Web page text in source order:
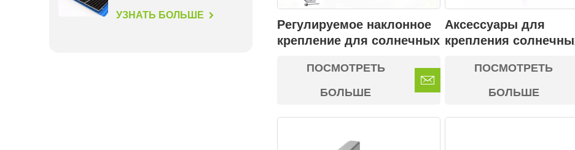
Регулируемое наклонное
крепление для солнечных
металлической плоской
крыше 02
ПОСМОТРЕТЬ
БОЛЬШЕ
Аксессуары для
крепления
крышПОСМОТРЕТЬ
БОЛЬШЕ
крыш
УЗНАТЬ БОЛЬШЕ